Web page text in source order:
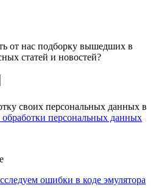
от нас подборку вышедших в
статей и новостей?
своих персональных данных в
персональных данных
ошибки в коде эмулятора